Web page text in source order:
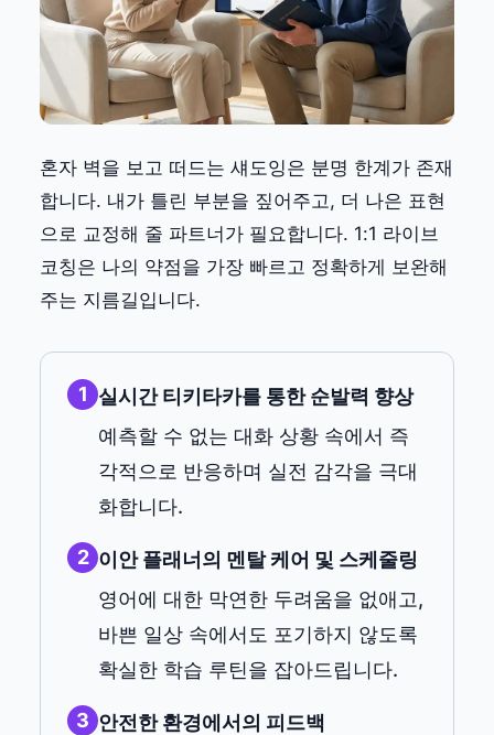
혼자 벽을 보고 떠드는 섀도잉은 분명 한계가 존재
합니다. 내가 틀린 부분을 짚어주고, 더 나은 표현
으로 교정해 줄 파트너가 필요합니다. 1:1 라이브
코칭은 나의 약점을 가장 빠르고 정확하게 보완해
주는 지름길입니다.
1 실시간 티키타카를 통한 순발력 향상
예측할 수 없는 대화 상황 속에서 즉
각적으로 반응하며 실전 감각을 극대
화합니다.
2 이안 플래너의 멘탈 케어 및 스케줄링
영어에 대한 막연한 두려움을 없애고,
바쁜 일상 속에서도 포기하지 않도록
확실한 학습 루틴을 잡아드립니다.
3 안전한 환경에서의 피드백